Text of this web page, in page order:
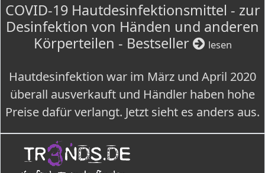
COVID-19 Hautdesinfektionsmittel - zur
Desinfektion von Händen und anderen
Körperteilen - Bestseller
lesen
Hautdesinfektion war im März und April 2020
überall ausverkauft und Händler haben hohe
Preise dafür verlangt. Jetzt sieht es anders aus.